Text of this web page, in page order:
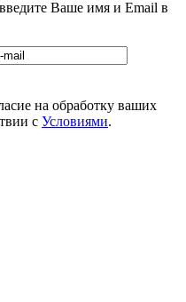
Ваше имя и Email в
на обработку ваших
с Условиями.